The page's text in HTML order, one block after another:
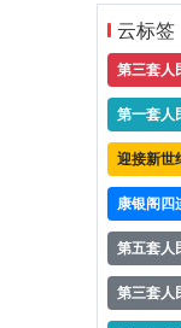
云标签
第三套人
第一套人
迎接新世
康银阁四
第五套人
第三套人